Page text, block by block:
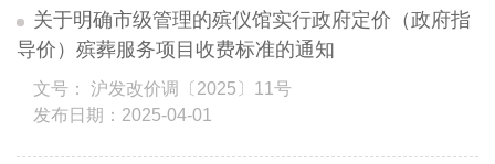
关于明确市级管理的殡仪馆实行政府定价（政府指
导价）殡葬服务项目收费标准的通知
文号： 沪发改价调〔2025〕11号
发布日期：2025-04-01